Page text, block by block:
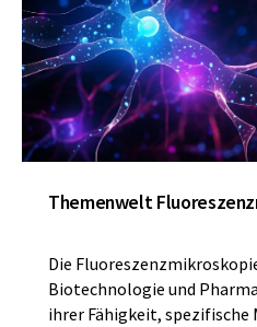
Themenwelt
Die
Biotechnologie und
ihrer Fähigkeit, spezifische